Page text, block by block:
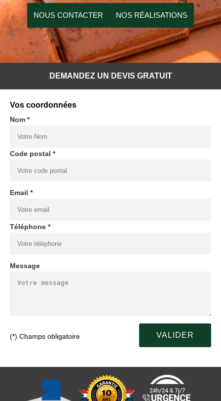
NOUS CONTACTER NOS RÉALISATIONS
DEMANDEZ UN DEVIS GRATUIT
Vos coordonnées
Nom *
Code postal *
Email *
Téléphone *
Message
(*) Champs obligatoire